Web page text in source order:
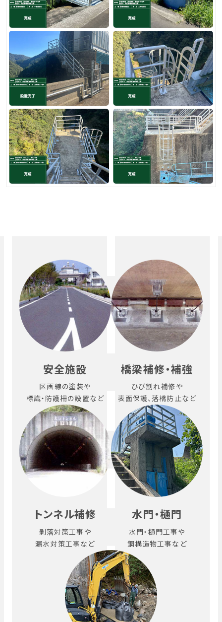
安全施設
区画線の塗装や
標識・防護柵の設置など
橋梁補修・補強
ひび割れ補修や
表面保護、落橋防止など
トンネル補修
剥落対策工事や
漏水対策工事など
水門・樋門
水門・樋門工事や
鋼構造物工事など